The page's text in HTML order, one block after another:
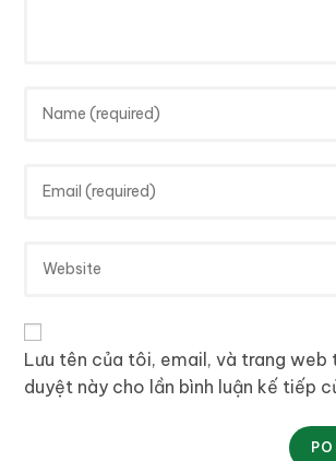
Lưu tên của tôi, email, và trang web
duyệt này cho lần bình luận kế tiếp